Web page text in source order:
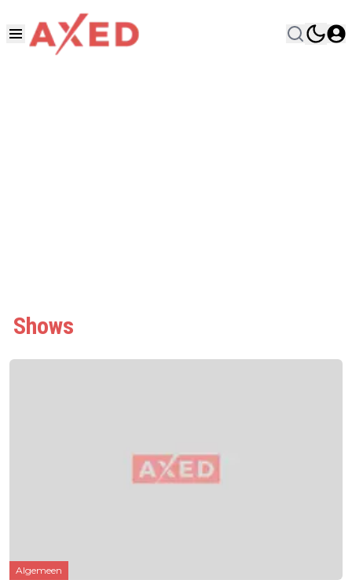
Shows
Algemeen